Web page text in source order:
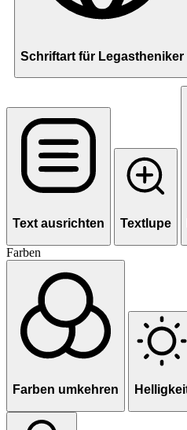
Schriftart für Legastheniker
Text ausrichten Textlupe
Farben
Farben umkehren